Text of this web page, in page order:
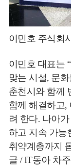
이민호 주식회
이민호 대표는
맞는 시설, 문
춘천시와 함께
함께 해결하고,
려 한다. 나아
하고 지속 가능
취약계층까지
글 / IT동아 차주